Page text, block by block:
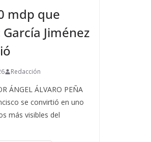
mdp que
Jiménez
Redacción
ÁNGEL ÁLVARO PEÑA
se convirtió en uno
más visibles del